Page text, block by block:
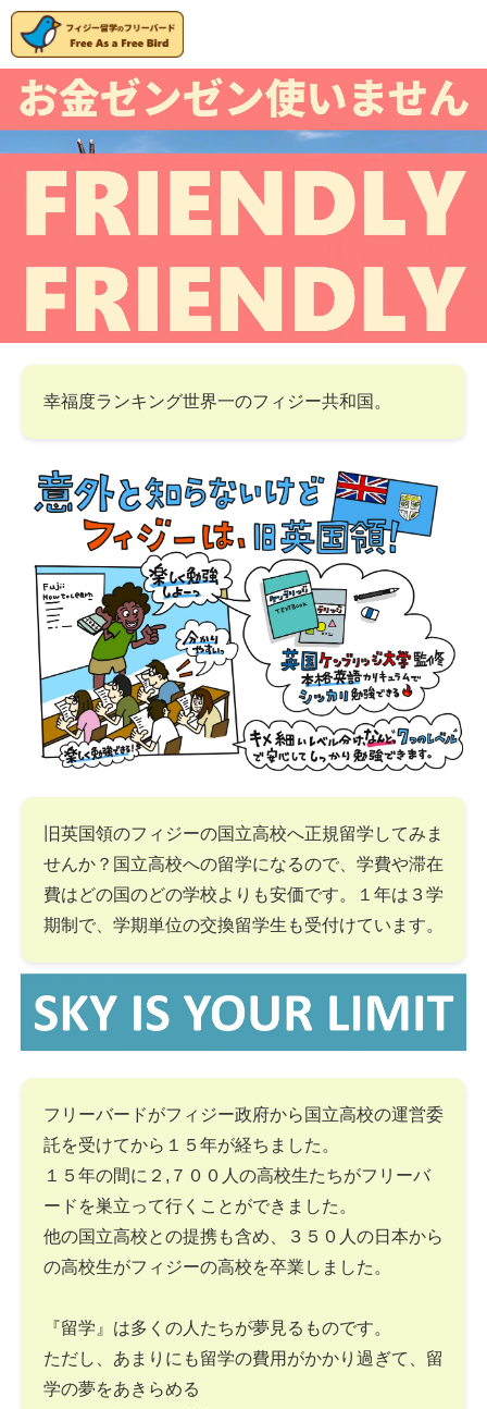
幸福度ランキング世界一のフィジー共和国。
旧英国領のフィジーの国立高校へ正規留学してみま
せんか？国立高校への留学になるので、学費や滞在
費はどの国のどの学校よりも安価です。１年は３学
期制で、学期単位の交換留学生も受付けています。
フリーバードがフィジー政府から国立高校の運営委
託を受けてから１５年が経ちました。
１５年の間に２,７００人の高校生たちがフリーバ
ードを巣立って行くことができました。
他の国立高校との提携も含め、３５０人の日本から
の高校生がフィジーの高校を卒業しました。
『留学』は多くの人たちが夢見るものです。
ただし、あまりにも留学の費用がかかり過ぎて、留
学の夢をあきらめる